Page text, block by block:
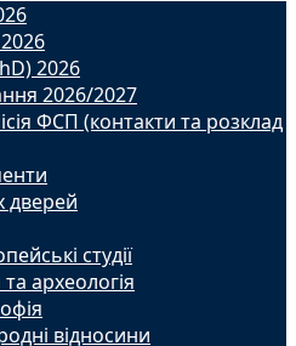
2026
2026/2027
ФСП (контакти та розклад
дверей
студії
та археологія
відносини